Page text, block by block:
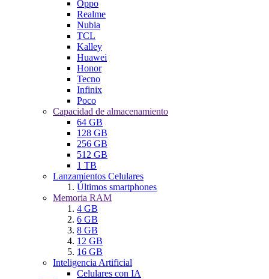
Oppo
Realme
Nubia
TCL
Kalley
Huawei
Honor
Tecno
Infinix
Poco
Capacidad de almacenamiento
64 GB
128 GB
256 GB
512 GB
1 TB
Lanzamientos Celulares
Últimos smartphones
Memoria RAM
4 GB
6 GB
8 GB
12 GB
16 GB
Inteligencia Artificial
Celulares con IA